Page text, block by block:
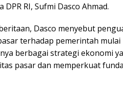
RI, Sufmi Dasco Ahmad.
Dasco menyebut
terhadap pemerintah
berbagai strategi ekonomi
pasar dan memperkuat